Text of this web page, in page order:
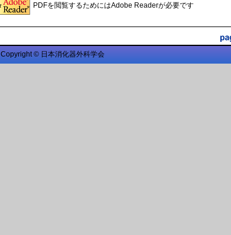
PDFを閲覧するためにはAdobe Readerが必要です
Copyright © 日本消化器外科学会